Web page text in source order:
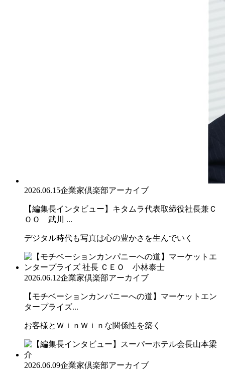
2026.06.15企業家倶楽部アーカイブ
【編集長インタビュー】キタムラ代表取締役社長兼Ｃ
ＯＯ 武川 ...
デジタル時代も写真は心の豊かさを生んでいく
2026.06.12企業家倶楽部アーカイブ
【モチベーションカンパニーへの道】マーケットエン
タープライズ...
お客様とＷｉｎＷｉｎな関係性を築く
2026.06.09企業家倶楽部アーカイブ